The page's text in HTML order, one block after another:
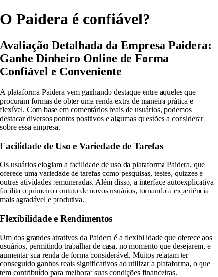
O Paidera é confiável?
Avaliação Detalhada da Empresa Paidera:
Ganhe Dinheiro Online de Forma
Confiável e Conveniente
A plataforma Paidera vem ganhando destaque entre aqueles que
procuram formas de obter uma renda extra de maneira prática e
flexível. Com base em comentários reais de usuários, podemos
destacar diversos pontos positivos e algumas questões a considerar
sobre essa empresa.
Facilidade de Uso e Variedade de Tarefas
Os usuários elogiam a facilidade de uso da plataforma Paidera, que
oferece uma variedade de tarefas como pesquisas, testes, quizzes e
outras atividades remuneradas. Além disso, a interface autoexplicativa
facilita o primeiro contato de novos usuários, tornando a experiência
mais agradável e produtiva.
Flexibilidade e Rendimentos
Um dos grandes atrativos da Paidera é a flexibilidade que oferece aos
usuários, permitindo trabalhar de casa, no momento que desejarem, e
aumentar sua renda de forma considerável. Muitos relatam ter
conseguido ganhos reais significativos ao utilizar a plataforma, o que
tem contribuído para melhorar suas condições financeiras.